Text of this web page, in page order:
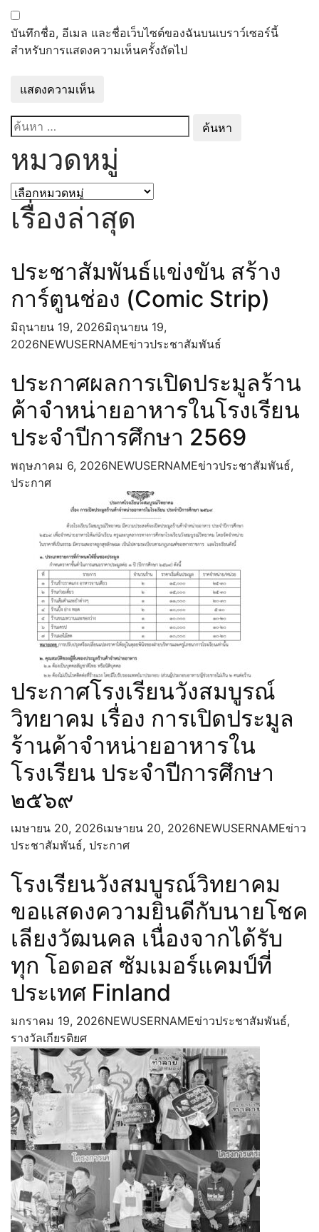
ข่าวประชาสัมพันธ์
การบริหารงานและการใช้จ่ายงบประมาณ
การดำเนินงานและการใช้งบประมาณ
คู่มือหรือแนวทางการปฎิบัติงานของครู
และบุคลากรทางการศึกษา
E-Service
การจัดซื้อจัดจ้าง
รายการการจัดซื้อจัดจ้างหรือการจัดหา
พัสดุ และความก้าวหน้าการจัดซื้อจัดจ้าง
พ.ศ. 2568
รายงานผลการจัดซื้อจัดจ้างหรือการ
จัดหาพัสดุประจำปีงบประมาณ พ.ศ.
การบริหารและพัฒนาทรัพยากรบุคคล
แผนการบริหารและพัฒนาทรัพยากร
ประมวลจริยธรรม และการขับเคลื่อน
จริยธรรม
การส่งเสริมความโปร่งใส
แนวปฏิบัติการจัดการเรื่องร้องเรียนการ
ช่องทางแจ้งเรื่องร้องเรียนการทุจริตและ
พฤติมิชอบ
การดำเนินการเพื่อป้องกันการทุจริตในประเด็น
สินบน
ประกาศเจตนารมณ์และการสร้าง
วัฒนธรรม ตามนโยบาย No Gift Policy
จากการปฏิบัติหน้าที่
การประเมินความเสี่ยงที่อาจเกิดการให้
หรือรับสินบนจากการดำเนินงานตาม
ภารกิจของสถานศึกษาประจำ
ปีงบประมาณ 2568
การส่งเสริมคุณธรรมและความโปร่งใส
แนวทาง/โครงการ/กิจกรรมการป้องกัน
ทุจริต
มาตรการส่งเสริมคุณธรรมและความ
โปร่งใสภายในสถานศึกษา
ติดต่อ
บันทึกชื่อ, อีเมล และชื่อเว็บไซต์ของฉันบนเบราว์เซอร์นี้
สำหรับการแสดงความเห็นครั้งถัดไป
ค้นหา
สำหรับ:
หมวดหมู่
หมวด
หมู่
เรื่องล่าสุด
ประชาสัมพันธ์แข่งขัน สร้าง
การ์ตูนช่อง (Comic Strip)
มิถุนายน 19, 2026มิถุนายน 19,
2026NEWUSERNAMEข่าวประชาสัมพันธ์
ประกาศผลการเปิดประมูลร้าน
ค้าจำหน่ายอาหารในโรงเรียน
ประจำปีการศึกษา 2569
พฤษภาคม 6, 2026NEWUSERNAMEข่าวประชาสัมพันธ์,
ประกาศ
ประกาศโรงเรียนวังสมบูรณ์
วิทยาคม เรื่อง การเปิดประมูล
ร้านค้าจำหน่ายอาหารใน
โรงเรียน ประจำปีการศึกษา
๒๕๖๙
เมษายน 20, 2026เมษายน 20, 2026NEWUSERNAMEข่าว
ประชาสัมพันธ์, ประกาศ
โรงเรียนวังสมบูรณ์วิทยาคม
ขอแสดงความยินดีกับนายโชค
เลียงวัฒนคล เนื่องจากได้รับ
ทุก โอดอส ซัมเมอร์แคมป์ที่
ประเทศ Finland
มกราคม 19, 2026NEWUSERNAMEข่าวประชาสัมพันธ์,
รางวัลเกียรติยศ